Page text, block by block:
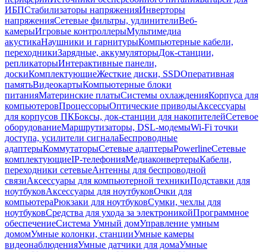
ИБПСтабилизаторы напряженияИнверторы
напряженияСетевые фильтры, удлинителиВеб-
камерыИгровые контроллерыМультимедиа
акустикаНаушники и гарнитурыКомпьютерные кабели,
переходникиЗарядные, аккумуляторыДок-станции,
репликаторыИнтерактивные панели,
доскиКомплектующиеЖесткие диски, SSDОперативная
памятьВидеокартыКомпьютерные блоки
питанияМатеринские платыСистемы охлажденияКорпуса для
компьютеровПроцессорыОптические приводыАксессуары
для корпусов ПКБоксы, док-станции для накопителейСетевое
оборудованиеМаршрутизаторы, DSL-модемыWi-Fi точки
доступа, усилители сигналаБеспроводные
адаптерыКоммутаторыСетевые адаптерыPowerlineСетевые
комплектующиеIP-телефонияМедиаконвертерыКабели,
переходники сетевыеАнтенны для беспроводной
связиАксессуары для компьютерной техникиПодставки для
ноутбуковАксессуары для ноутбуковОчки для
компьютераРюкзаки для ноутбуковСумки, чехлы для
ноутбуковСредства для ухода за электроникойПрограммное
обеспечениеСистема Умный домУправление умным
домомУмные колонки, станцииУмные камеры
видеонаблюденияУмные датчики для домаУмные